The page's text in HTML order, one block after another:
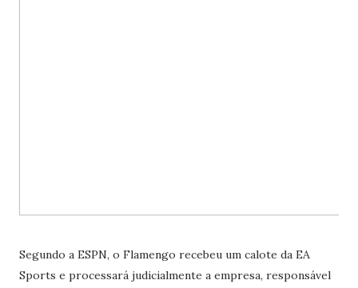
Segundo a ESPN, o Flamengo recebeu um calote da EA
Sports e processará judicialmente a empresa, responsável